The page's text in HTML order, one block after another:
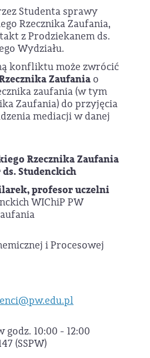
Studenta sprawy
Rzecznika Zaufania,
z Prodziekanem ds.
Wydziału.
konfliktu może zwrócić
Zaufania o
zaufania (w tym
Zaufania) do przyjęcia
mediacji w danej
Rzecznika Zaufania
Studenckich
profesor uczelni
WIChiP PW
i Procesowej
godz. 10:00 - 12:00
(SSPW)